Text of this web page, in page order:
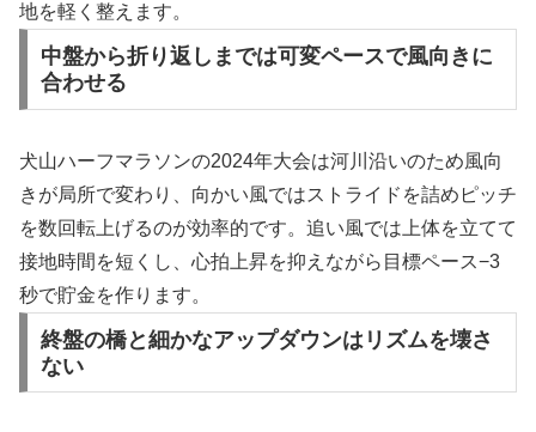
地を軽く整えます。
中盤から折り返しまでは可変ペースで風向きに
合わせる
犬山ハーフマラソンの2024年大会は河川沿いのため風向
きが局所で変わり、向かい風ではストライドを詰めピッチ
を数回転上げるのが効率的です。追い風では上体を立てて
接地時間を短くし、心拍上昇を抑えながら目標ペース−3
秒で貯金を作ります。
終盤の橋と細かなアップダウンはリズムを壊さ
ない